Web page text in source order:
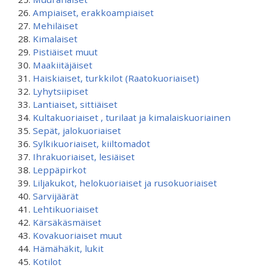
Ampiaiset, erakkoampiaiset
Mehiläiset
Kimalaiset
Pistiäiset muut
Maakiitäjäiset
Haiskiaiset, turkkilot (Raatokuoriaiset)
Lyhytsiipiset
Lantiaiset, sittiäiset
Kultakuoriaiset , turilaat ja kimalaiskuoriainen
Sepät, jalokuoriaiset
Sylkikuoriaiset, kiiltomadot
Ihrakuoriaiset, lesiäiset
Leppäpirkot
Liljakukot, helokuoriaiset ja rusokuoriaiset
Sarvijäärät
Lehtikuoriaiset
Kärsäkäsmäiset
Kovakuoriaiset muut
Hämähäkit, lukit
Kotilot